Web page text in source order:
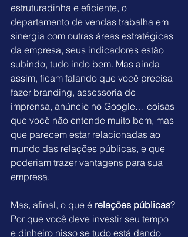
estruturadinha e eficiente, o
departamento de vendas trabalha em
sinergia com outras áreas estratégicas
da empresa, seus indicadores estão
subindo, tudo indo bem. Mas ainda
assim, ficam falando que você precisa
fazer branding, assessoria de
imprensa, anúncio no Google… coisas
que você não entende muito bem, mas
que parecem estar relacionadas ao
mundo das relações públicas, e que
poderiam trazer vantagens para sua
empresa.
Mas, afinal, o que é relações públicas?
Por que você deve investir seu tempo
e dinheiro nisso se tudo está dando